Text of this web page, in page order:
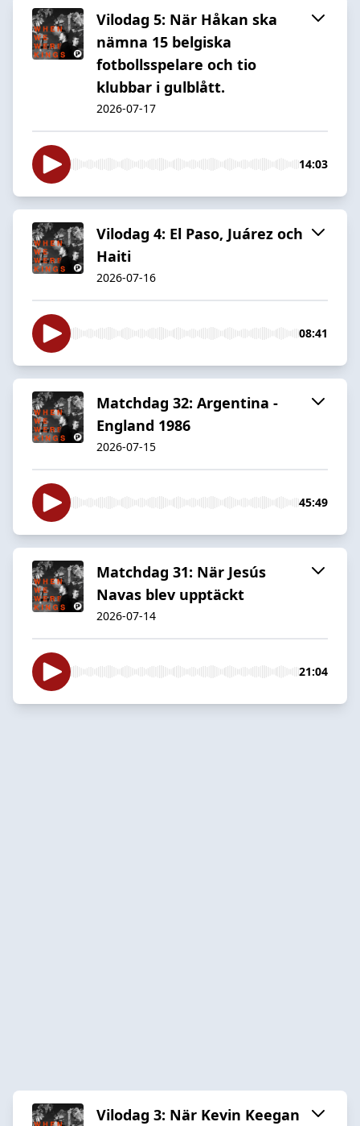
Vilodag 5: När Håkan ska
nämna 15 belgiska
fotbollsspelare och tio
klubbar i gulblått.
2026-07-17
14:03
Vilodag 4: El Paso, Juárez och
Haiti
2026-07-16
08:41
Matchdag 32: Argentina -
England 1986
2026-07-15
45:49
Matchdag 31: När Jesús
Navas blev upptäckt
2026-07-14
21:04
Vilodag 3: När Kevin Keegan